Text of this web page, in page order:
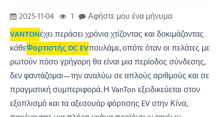
2025-11-04 1
Αφήστε μου ένα μήνυμα
VANTONέχει περάσει χρόνια χτίζοντας και δοκιμάζοντας
κάθεΦορτιστής DC EVπουλάμε, οπότε όταν οι πελάτες με
ρωτούν πόσο γρήγορη θα είναι μια περίοδος σύνδεσης,
δεν φαντάζομαι—την αναλύω σε απλούς αριθμούς και σε
πραγματική συμπεριφορά. Η VanTon εξειδικεύεται στον
εξοπλισμό και τα αξεσουάρ φόρτισης EV στην Κίνα,